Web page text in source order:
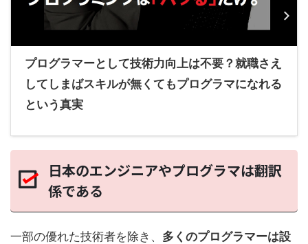
プログラマーとして技術力向上は不要？就職さえ
してしまばスキルが無くてもプログラマになれる
という真実
日本のエンジニアやプログラマは翻訳
係である
一部の優れた技術者を除き、 多くのプログラマーは設